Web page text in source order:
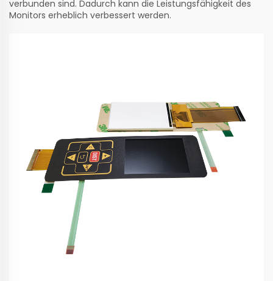
verbunden sind. Dadurch kann die Leistungsfähigkeit des
Monitors erheblich verbessert werden.